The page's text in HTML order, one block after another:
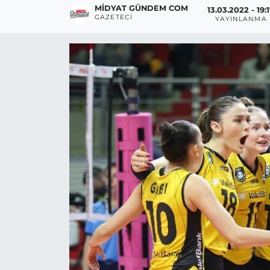
MIDYAT GÜNDEM COM
GAZETECI
13.03.2022 -
YAYINLANMA